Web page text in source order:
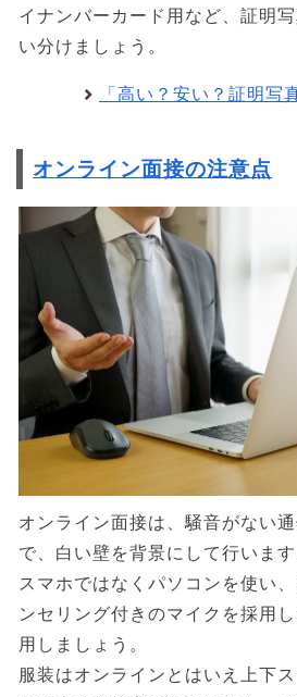
イナンバーカード用など、証明
い分けましょう。
「高い？安い？証明写
オンライン面接の注意点
オンライン面接は、騒音がない
で、白い壁を背景にして行います
スマホではなくパソコンを使い
ンセリング付きのマイクを採用
用しましょう。
服装はオンラインとはいえ上下ス